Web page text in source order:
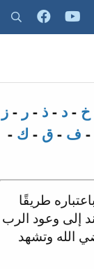
خ - د - ذ - ر - ز
- ف - ق - ك -
طريقًا
إلى وعود الرب
الله وتشهد